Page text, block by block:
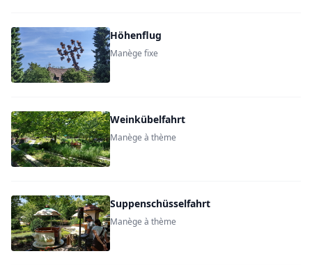
Höhenflug
Manège fixe
Weinkübelfahrt
Manège à thème
Suppenschüsselfahrt
Manège à thème